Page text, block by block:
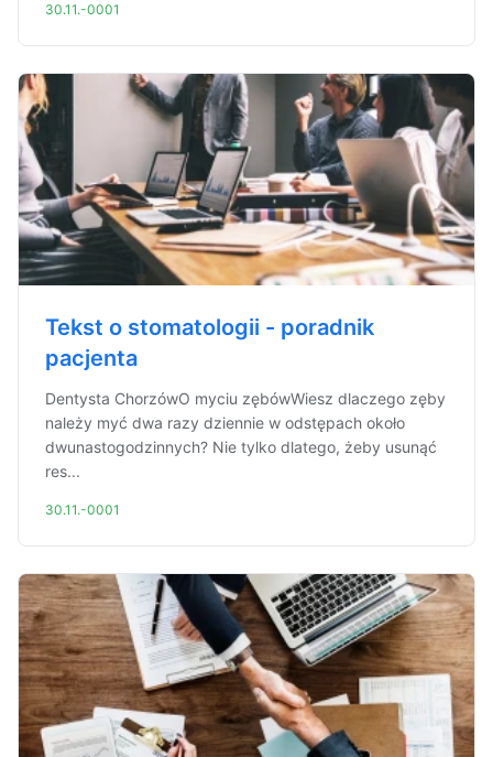
30.11.-0001
Tekst o stomatologii - poradnik
pacjenta
Dentysta ChorzówO myciu zębówWiesz dlaczego zęby
należy myć dwa razy dziennie w odstępach około
dwunastogodzinnych? Nie tylko dlatego, żeby usunąć
res...
30.11.-0001